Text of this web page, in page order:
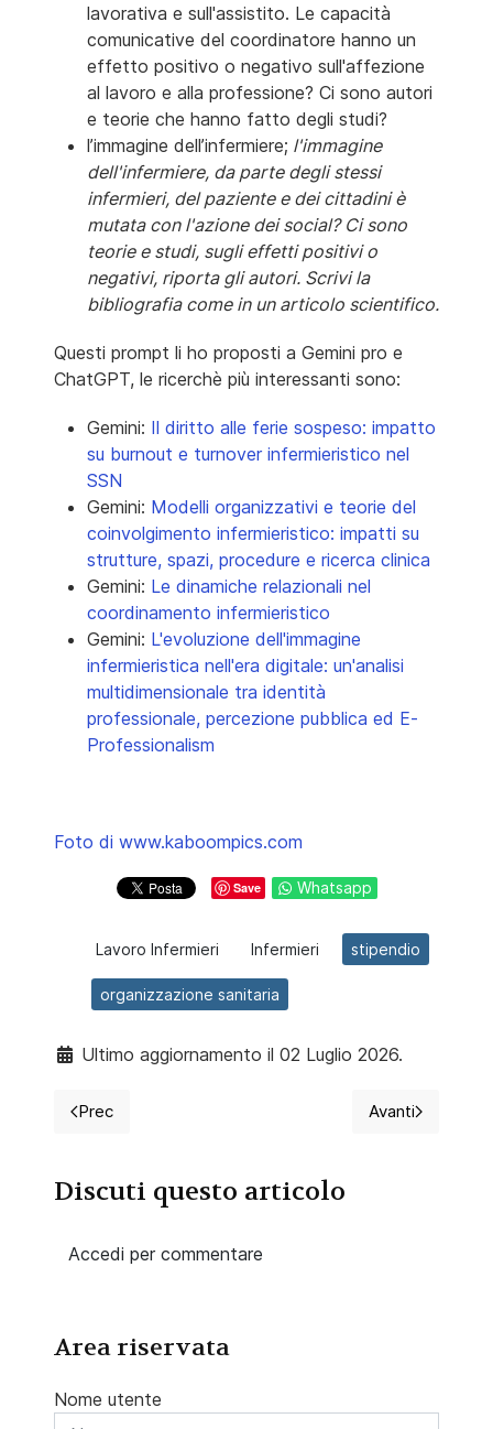
lavorativa e sull'assistito. Le capacità
comunicative del coordinatore hanno un
effetto positivo o negativo sull'affezione
al lavoro e alla professione? Ci sono autori
e teorie che hanno fatto degli studi?
l’immagine dell’infermiere; l'immagine
dell'infermiere, da parte degli stessi
infermieri, del paziente e dei cittadini è
mutata con l'azione dei social? Ci sono
teorie e studi, sugli effetti positivi o
negativi, riporta gli autori. Scrivi la
bibliografia come in un articolo scientifico.
Questi prompt li ho proposti a Gemini pro e
ChatGPT, le ricerchè più interessanti sono:
Gemini: Il diritto alle ferie sospeso: impatto
su burnout e turnover infermieristico nel
SSN
Gemini: Modelli organizzativi e teorie del
coinvolgimento infermieristico: impatti su
strutture, spazi, procedure e ricerca clinica
Gemini: Le dinamiche relazionali nel
coordinamento infermieristico
Gemini: L'evoluzione dell'immagine
infermieristica nell'era digitale: un'analisi
multidimensionale tra identità
professionale, percezione pubblica ed E-
Professionalism
Foto di www.kaboompics.com
Save Whatsapp
Lavoro Infermieri Infermieri stipendio
organizzazione sanitaria
Ultimo aggiornamento il 02 Luglio 2026.
Articolo precedente: Modelli organizzativi e teorie
Prec Articolo
Avanti
Discuti questo articolo
Accedi per commentare
Area riservata
Nome utente